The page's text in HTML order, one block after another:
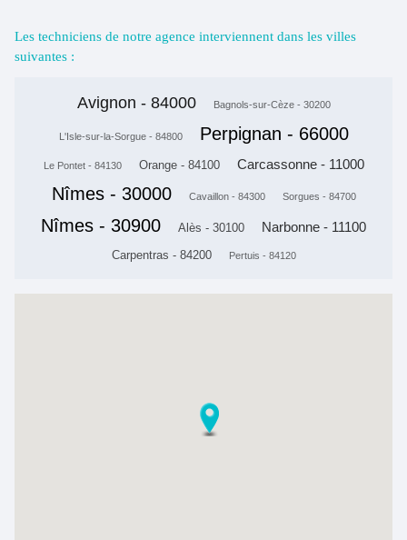
Les techniciens de notre agence interviennent dans les villes
suivantes :
Avignon - 84000 Bagnols-sur-Cèze - 30200
L'Isle-sur-la-Sorgue - 84800 Perpignan - 66000
Le Pontet - 84130 Orange - 84100 Carcassonne - 11000
Nîmes - 30000 Cavaillon - 84300 Sorgues - 84700
Nîmes - 30900 Alès - 30100 Narbonne - 11100
Carpentras - 84200 Pertuis - 84120